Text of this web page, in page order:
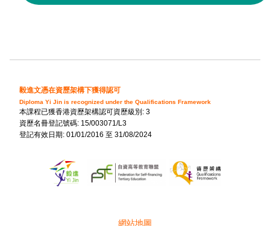
毅進文憑在資歷架構下獲得認可
Diploma Yi Jin is recognized under the Qualifications Framework
本課程已獲香港資歷架構認可資歷級別: 3
資歷名冊登記號碼: 15/003071/L3
登記有效日期: 01/01/2016 至 31/08/2024
網站地圖